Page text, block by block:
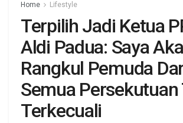
Home Lifestyle
Terpilih Jadi Ketua
Aldi Padua: Saya
Rangkul Pemuda
Semua Persekutuan
Terkecuali